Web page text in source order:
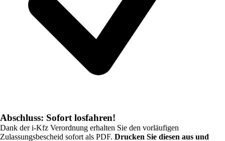
Abschluss: Sofort losfahren!
Dank der i-Kfz Verordnung erhalten Sie den vorläufigen
Zulassungsbescheid sofort als PDF. Drucken Sie diesen aus und